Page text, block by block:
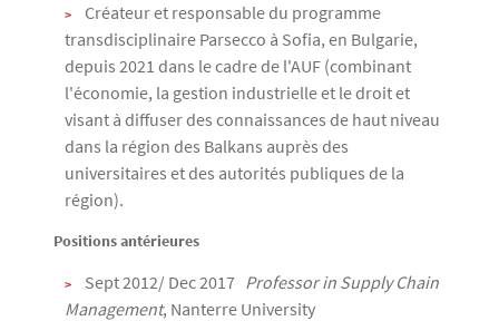
Créateur et responsable du programme
transdisciplinaire Parsecco à Sofia, en Bulgarie,
depuis 2021 dans le cadre de l'AUF (combinant
l'économie, la gestion industrielle et le droit et
visant à diffuser des connaissances de haut niveau
dans la région des Balkans auprès des
universitaires et des autorités publiques de la
région).
Positions antérieures
Sept 2012/ Dec 2017 Professor in Supply Chain
Management, Nanterre University